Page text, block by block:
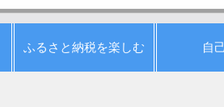
ふるさと納税を楽しむ 自